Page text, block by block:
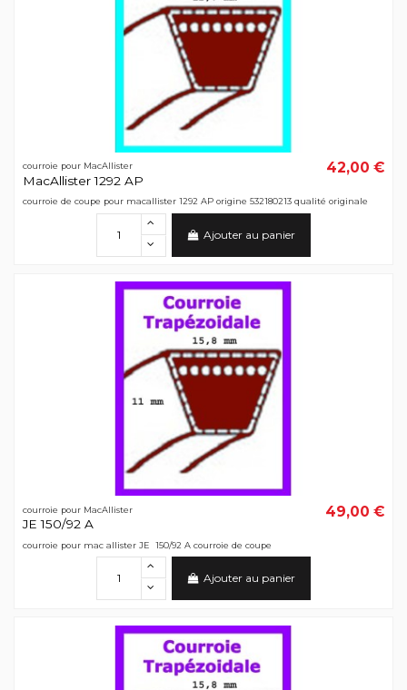
courroie pour MacAllister
MacAllister 1292 AP
42,00 €
courroie de coupe pour macallister 1292 AP origine 532180213 qualité originale
Ajouter au panier
courroie pour MacAllister
JE 150/92 A
49,00 €
courroie pour mac allister JE 150/92 A courroie de coupe
Ajouter au panier